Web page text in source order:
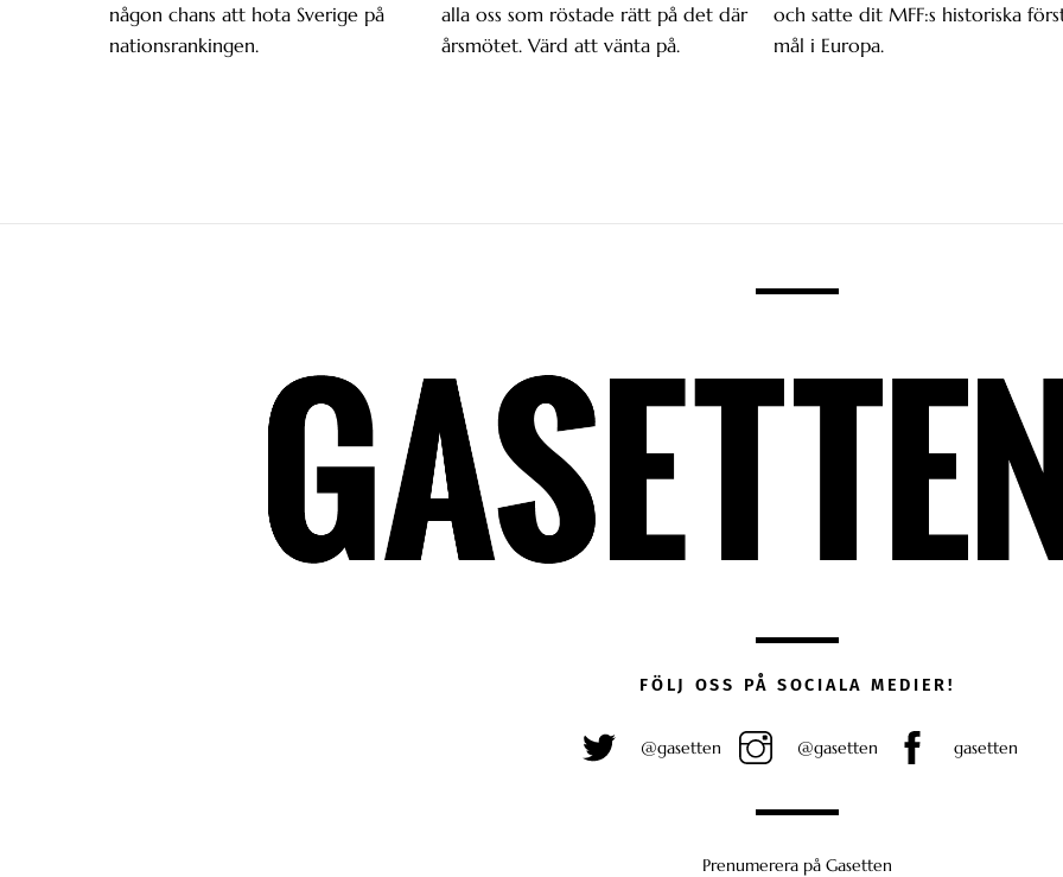
någon chans att hota Sverige på
nationsrankingen.
alla oss som röstade rätt på det där
årsmötet. Värd att vänta på.
och satte dit MFF:s historiska
mål i Europa.
FÖLJ OSS PÅ SOCIALA MEDIER!
@gasetten @gasetten gasetten
Prenumerera på Gasetten